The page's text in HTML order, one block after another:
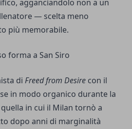
agganciandolo non a un
— scelta meno
più memorabile.
forma a San Siro
di Freed from Desire con il
in modo organico durante la
in cui il Milan tornò a
dopo anni di marginalità